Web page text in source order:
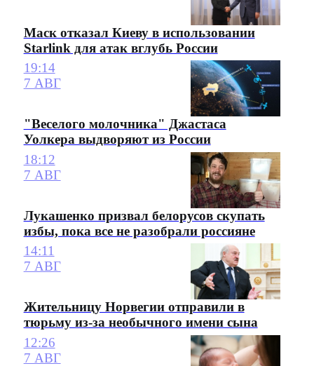
Маск отказал Киеву в использовании
Starlink для атак вглубь России
19:14
7 АВГ
"Веселого молочника" Джастаса
Уолкера выдворяют из России
18:12
7 АВГ
Лукашенко призвал белорусов скупать
избы, пока все не разобрали россияне
14:11
7 АВГ
Жительницу Норвегии отправили в
тюрьму из-за необычного имени сына
12:26
7 АВГ